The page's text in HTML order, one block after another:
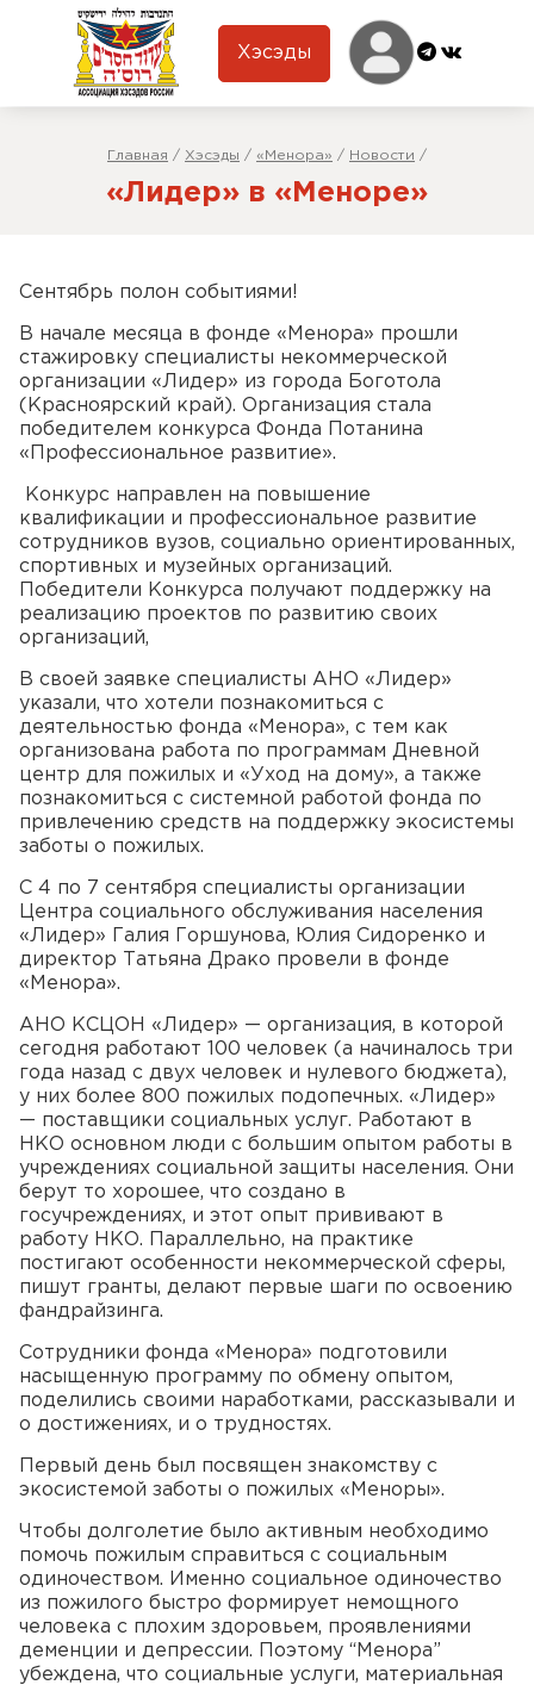
Хэсэды
Главная / Хэсэды / «Менора» / Новости /
«Лидер» в «Меноре»
Сентябрь полон событиями!
В начале месяца в фонде «Менора» прошли
стажировку специалисты некоммерческой
организации «Лидер» из города Боготола
(Красноярский край). Организация стала
победителем конкурса Фонда Потанина
«Профессиональное развитие».
Конкурс направлен на повышение
квалификации и профессиональное развитие
сотрудников вузов, социально ориентированных,
спортивных и музейных организаций.
Победители Конкурса получают поддержку на
реализацию проектов по развитию своих
организаций,
В своей заявке специалисты АНО «Лидер»
указали, что хотели познакомиться с
деятельностью фонда «Менора», с тем как
организована работа по программам Дневной
центр для пожилых и «Уход на дому», а также
познакомиться с системной работой фонда по
привлечению средств на поддержку экосистемы
заботы о пожилых.
С 4 по 7 сентября специалисты организации
Центра социального обслуживания населения
«Лидер» Галия Горшунова, Юлия Сидоренко и
директор Татьяна Драко провели в фонде
«Менора».
АНО КСЦОН «Лидер» — организация, в которой
сегодня работают 100 человек (а начиналось три
года назад с двух человек и нулевого бюджета),
у них более 800 пожилых подопечных. «Лидер»
— поставщики социальных услуг. Работают в
НКО основном люди с большим опытом работы в
учреждениях социальной защиты населения. Они
берут то хорошее, что создано в
госучреждениях, и этот опыт прививают в
работу НКО. Параллельно, на практике
постигают особенности некоммерческой сферы,
пишут гранты, делают первые шаги по освоению
фандрайзинга.
Сотрудники фонда «Менора» подготовили
насыщенную программу по обмену опытом,
поделились своими наработками, рассказывали и
о достижениях, и о трудностях.
Первый день был посвящен знакомству с
экосистемой заботы о пожилых «Меноры».
Чтобы долголетие было активным необходимо
помочь пожилым справиться с социальным
одиночеством. Именно социальное одиночество
из пожилого быстро формирует немощного
человека с плохим здоровьем, проявлениями
деменции и депрессии. Поэтому “Менора”
убеждена, что социальные услуги, материальная